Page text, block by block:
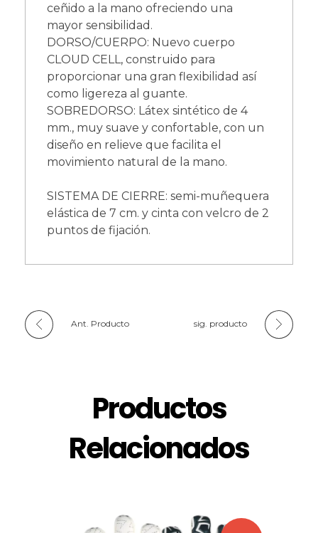
ceñido a la mano ofreciendo una
mayor sensibilidad.
DORSO/CUERPO: Nuevo cuerpo
CLOUD CELL, construido para
proporcionar una gran flexibilidad así
como ligereza al guante.
SOBREDORSO: Látex sintético de 4
mm., muy suave y confortable, con un
diseño en relieve que facilita el
movimiento natural de la mano.
SISTEMA DE CIERRE: semi-muñequera
elástica de 7 cm. y cinta con velcro de 2
puntos de fijación.
Ant. Producto sig. producto
Productos
Relacionados